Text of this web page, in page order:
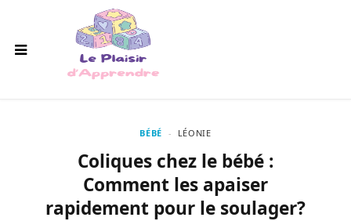
BÉBÉ LÉONIE
Coliques chez le bébé :
Comment les apaiser
rapidement pour le soulager?